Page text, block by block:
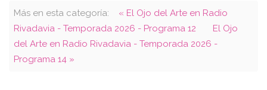
Más en esta categoría:
« El Ojo del Arte en Radio
Rivadavia - Temporada 2026 - Programa 12
El Ojo
del Arte en Radio Rivadavia - Temporada 2026 -
Programa 14 »